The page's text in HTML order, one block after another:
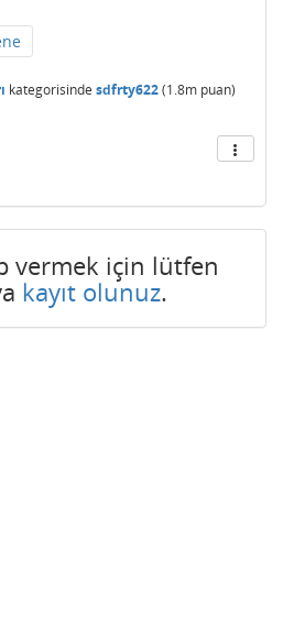
kategorisinde sdfrty622(1.8m puan)
vermek için lütfen
kayıt olunuz.